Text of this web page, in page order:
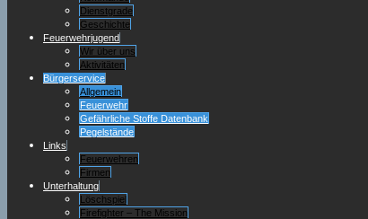
Dienstgrade
Geschichte
Feuerwehrjugend
Wir über uns
Aktivitäten
Bürgerservice
Allgemein
Feuerwehr
Gefährliche Stoffe Datenbank
Pegelstände
Links
Feuerwehren
Firmen
Unterhaltung
Löschspiel
Firefighter – The Mission